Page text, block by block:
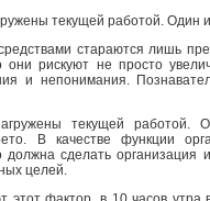
текущей работой. Один
стараются лишь
рискуют не просто
и непонимания.
текущей работой.
В качестве функции
сделать
целей.